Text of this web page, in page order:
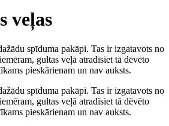
veļas
spīduma pakāpi. Tas ir izgatavots no
gultas veļā atradīsiet tā dēvēto
pieskārienam un nav auksts.
spīduma pakāpi. Tas ir izgatavots no
gultas veļā atradīsiet tā dēvēto
pieskārienam un nav auksts.